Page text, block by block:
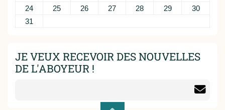
24
25 26 27 28 29
30
31
JE VEUX RECEVOIR DES NOUVELLES
DE L'ABOYEUR !